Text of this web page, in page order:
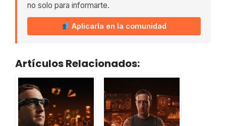
no solo para informarte.
Aplicarla en la comunidad
Artículos Relacionados: